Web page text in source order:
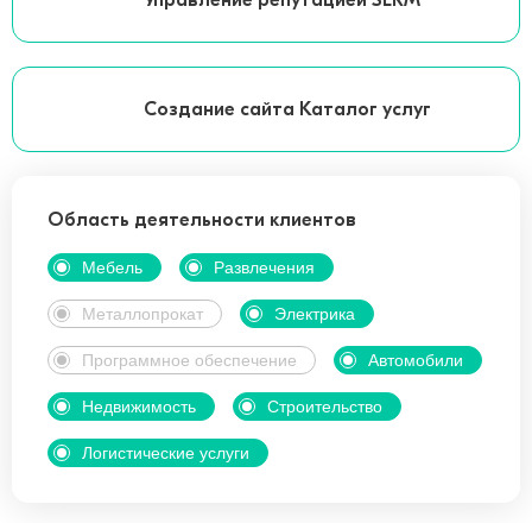
Создание сайта Каталог услуг
Область деятельности клиентов
Мебель Развлечения
Металлопрокат Электрика
Программное обеспечение Автомобили
Недвижимость Строительство
Логистические услуги